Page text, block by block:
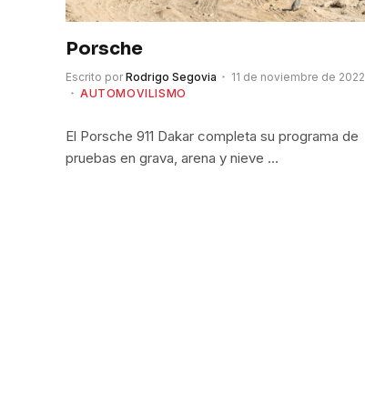
Porsche
Escrito por Rodrigo Segovia
11 de noviembre de 2022
AUTOMOVILISMO
El Porsche 911 Dakar completa su programa de
pruebas en grava, arena y nieve …